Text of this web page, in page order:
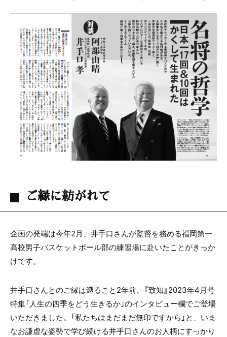
ご縁に紡がれて
企画の発端は今年2月、井手口さんが監督を務める福岡第一
高校男子バスケットボール部の練習場に赴いたことがきっか
けです。
井手口さんとのご縁は遡ること2年前、『致知』2023年4月号
特集「人生の四季をどう生きるか」のインタビュー欄でご登場
いただきました。「私たちはまだまだ無印ですから」と、いま
なお謙虚な姿勢で学び続ける井手口さんのお人柄にすっかり